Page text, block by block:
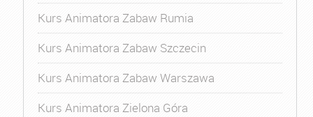
Kurs Animatora Zabaw Rumia
Kurs Animatora Zabaw Szczecin
Kurs Animatora Zabaw Warszawa
Kurs Animatora Zielona Góra